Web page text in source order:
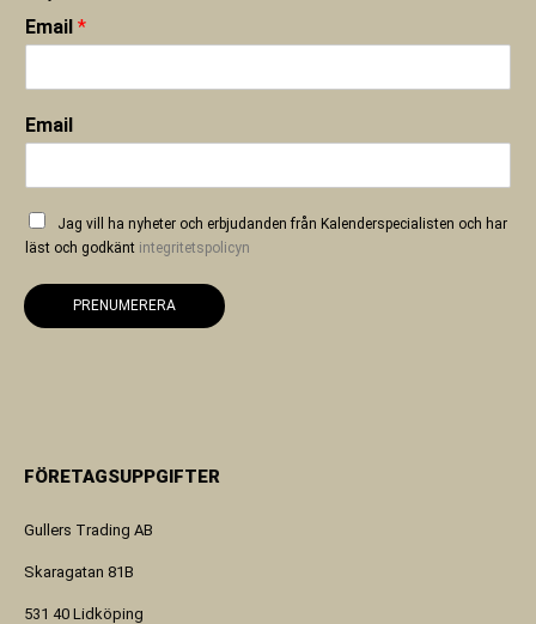
Email *
Email
Jag vill ha nyheter och erbjudanden från Kalenderspecialisten och har
läst och godkänt integritetspolicyn
PRENUMERERA
FÖRETAGSUPPGIFTER
Gullers Trading AB
Skaragatan 81B
531 40 Lidköping